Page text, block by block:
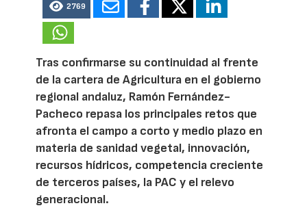
2769
Tras confirmarse su continuidad al frente
de la cartera de Agricultura en el gobierno
regional andaluz, Ramón Fernández-
Pacheco repasa los principales retos que
afronta el campo a corto y medio plazo en
materia de sanidad vegetal, innovación,
recursos hídricos, competencia creciente
de terceros países, la PAC y el relevo
generacional.